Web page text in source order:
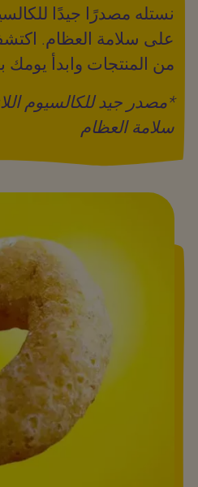
نستله مصدرًا جيدًا
على سلامة العظام.
من المنتجات وابدأ
*مصدر جيد للكالسيوم
سلامة العظام